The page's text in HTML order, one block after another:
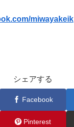
miwayakeik
シェアする
Facebook
Pinterest